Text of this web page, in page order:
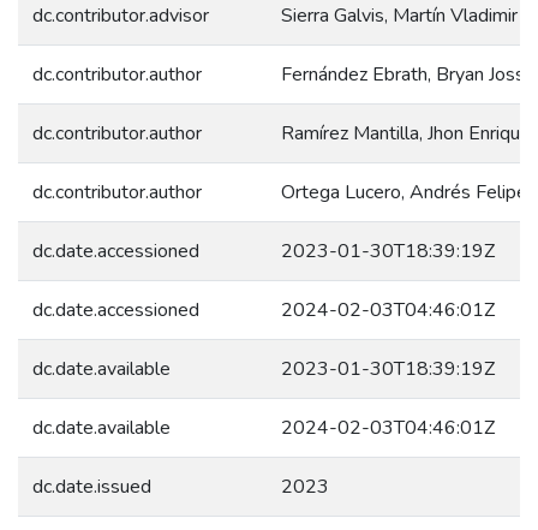
dc.contributor.advisor Sierra Galvis, Martín Vladimir
dc.contributor.author Fernández Ebrath, Bryan
dc.contributor.author Ramírez Mantilla, Jhon Enrique
dc.contributor.author Ortega Lucero, Andrés Felipe
dc.date.accessioned 2023-01-30T18:39:19Z
dc.date.accessioned 2024-02-03T04:46:01Z
dc.date.available 2023-01-30T18:39:19Z
dc.date.available 2024-02-03T04:46:01Z
dc.date.issued 2023